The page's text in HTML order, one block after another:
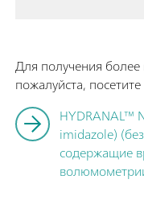
Для получения
пожалуйста,
HYDRANAL™
imidazole)
содержащие